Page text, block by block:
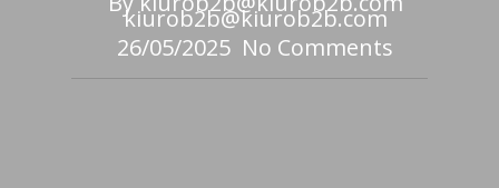
kiurob2b@kiurob2b.com
26/05/2025 No Comments